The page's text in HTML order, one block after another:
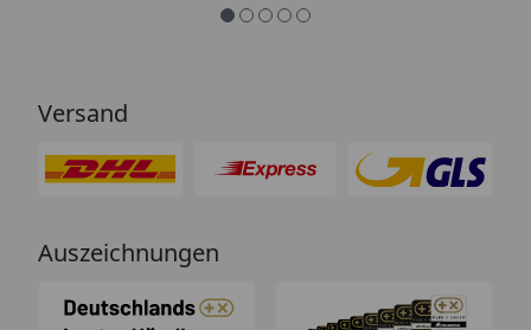
Versand
Auszeichnungen